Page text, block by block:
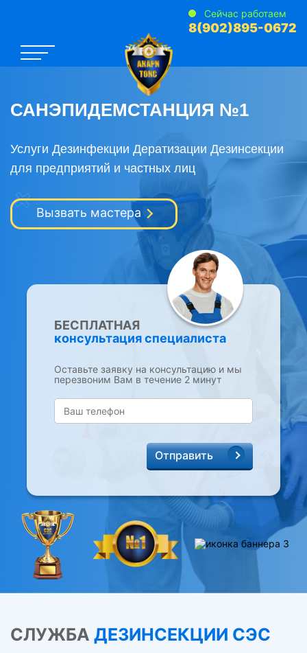
Сейчас работаем
8(902)895-0672
САНЭПИДЕМСТАНЦИЯ №1
Услуги Дезинфекции Дератизации Дезинсекции
для предприятий и частных лиц
Вызвать мастера
БЕСПЛАТНАЯ
консультация специалиста
Оставьте заявку на консультацию и мы
перезвоним Вам в течение 2 минут
Отправить
СЛУЖБА ДЕЗИНСЕКЦИИ СЭС